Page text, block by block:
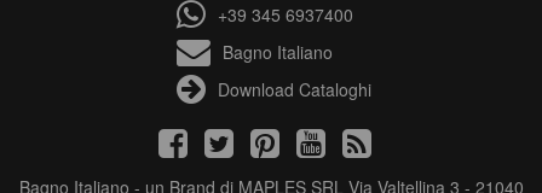
+39 345 6937400
Bagno Italiano
Download Cataloghi
Bagno Italiano - un Brand di MAPLES SRL Via Valtellina 3 - 21040